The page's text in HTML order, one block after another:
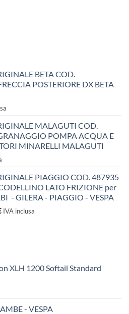
BETA COD.
POSTERIORE DX BETA
MALAGUTI COD.
POMPA ACQUA E
MINARELLI MALAGUTI
PIAGGIO COD. 487935
LATO FRIZIONE per
- GILERA - PIAGGIO - VESPA
IlIVA inclusa
XLH 1200 Softail Standard
- VESPA